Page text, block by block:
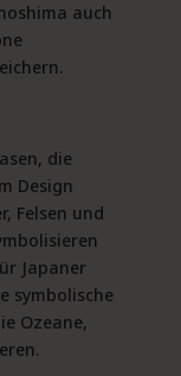
auch
die
Design
Felsen und
Japaner
symbolische
Ozeane,